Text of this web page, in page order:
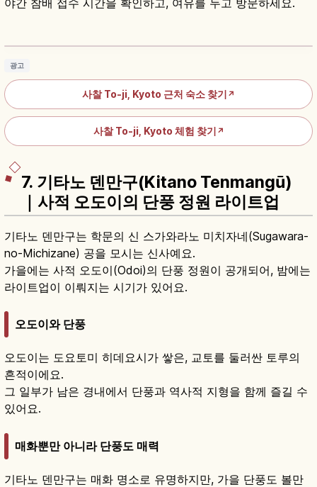
도지｜교토 진언종 총본산 세계유산과 국보 오
광고
사찰 To-ji, Kyoto 근처 숙소 찾기 ↗
사찰 To-ji, Kyoto 체험 찾기 ↗
7. 기타노 덴만구(Kitano Tenmangū)
｜사적 오도이의 단풍 정원 라이트업
기타노 덴만구는 학문의 신 스가와라노 미치자네(Sugawara-
no-Michizane) 공을 모시는 신사예요.
가을에는 사적 오도이(Odoi)의 단풍 정원이 공개되어, 밤에는
라이트업이 이뤄지는 시기가 있어요.
오도이와 단풍
오도이는 도요토미 히데요시가 쌓은, 교토를 둘러싼 토루의
흔적이에요.
그 일부가 남은 경내에서 단풍과 역사적 지형을 함께 즐길 수
있어요.
매화뿐만 아니라 단풍도 매력
기타노 덴만구는 매화 명소로 유명하지만, 가을 단풍도 볼만